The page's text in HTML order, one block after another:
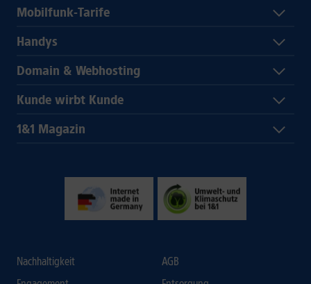
Mobilfunk-Tarife
Handys
Domain & Webhosting
Kunde wirbt Kunde
1&1 Magazin
Nachhaltigkeit
AGB